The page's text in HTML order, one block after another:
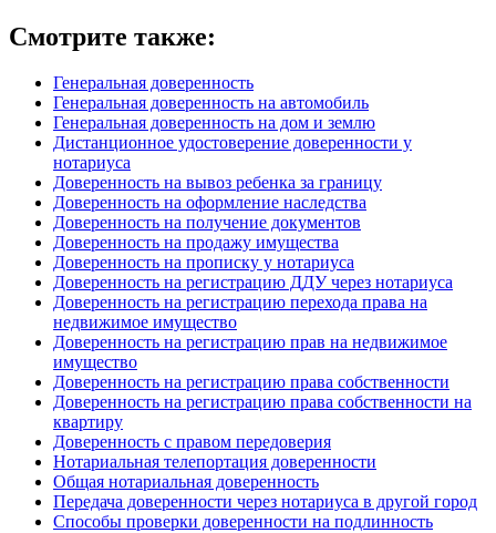
Смотрите также:
Генеральная доверенность
Генеральная доверенность на автомобиль
Генеральная доверенность на дом и землю
Дистанционное удостоверение доверенности у
нотариуса
Доверенность на вывоз ребенка за границу
Доверенность на оформление наследства
Доверенность на получение документов
Доверенность на продажу имущества
Доверенность на прописку у нотариуса
Доверенность на регистрацию ДДУ через нотариуса
Доверенность на регистрацию перехода права на
недвижимое имущество
Доверенность на регистрацию прав на недвижимое
имущество
Доверенность на регистрацию права собственности
Доверенность на регистрацию права собственности на
квартиру
Доверенность с правом передоверия
Нотариальная телепортация доверенности
Общая нотариальная доверенность
Передача доверенности через нотариуса в другой город
Способы проверки доверенности на подлинность